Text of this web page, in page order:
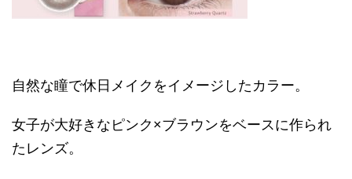
自然な瞳で休日メイクをイメージしたカラー。
女子が大好きなピンク ×ブラウンをベースに作られ
たレンズ。